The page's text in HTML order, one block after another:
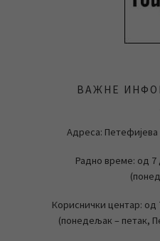
ВАЖНЕ
Адреса:
Радно време: од 7
Кориснички центар: од
(понедељак – петак,